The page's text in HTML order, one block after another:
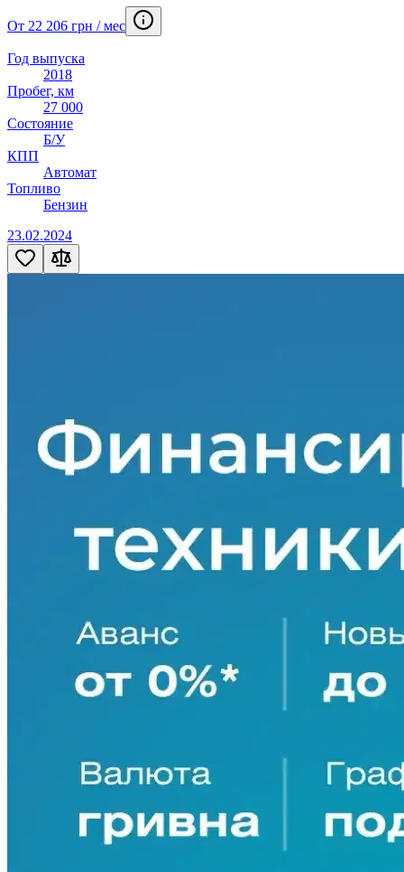
От 22 206 грн / мес
Год выпуска
2018
Пробег, км
27 000
Состояние
Б/У
КПП
Автомат
Топливо
Бензин
23.02.2024